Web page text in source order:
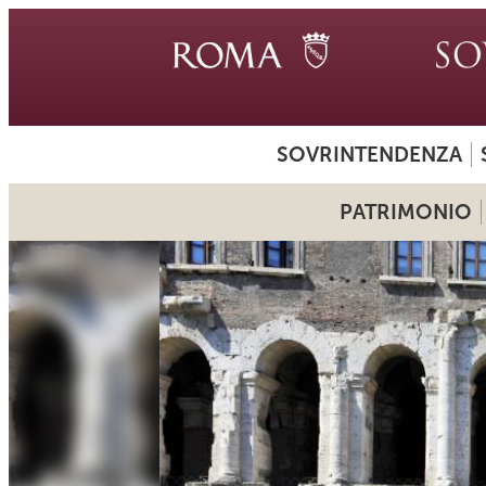
SOVRINTENDENZA
PATRIMONIO